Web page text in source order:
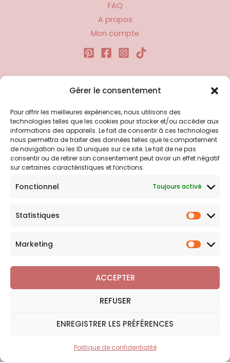
Gérer le consentement
Pour offrir les meilleures expériences, nous utilisons des
technologies telles que les cookies pour stocker et/ou accéder aux
informations des appareils. Le fait de consentir à ces technologies
nous permettra de traiter des données telles que le comportement
de navigation ou les ID uniques sur ce site. Le fait de ne pas
consentir ou de retirer son consentement peut avoir un effet négatif
sur certaines caractéristiques et fonctions.
Fonctionnel Toujours activé
Statistiques
Marketing
ACCEPTER
REFUSER
ENREGISTRER LES PRÉFÉRENCES
Politique de confidentialité
FAQ
A propos
Mon compte
Liens utiles
Politique d’expédition
Politique de confidentialité
Politique de remboursements
Conditions générales de vente et d’utilisation
Bijoux Breloque est votre boutique en ligne de référence sur
bijoux ou une demande sur votre commande,
contactez-
Copyright © 2026 Bijoux Breloque
Plan du site